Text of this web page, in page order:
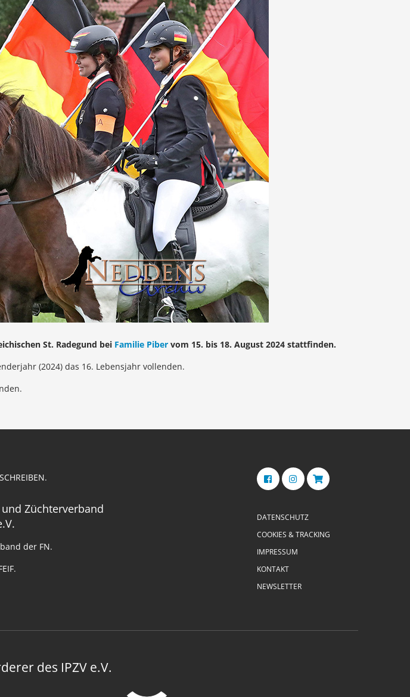
St. Radegund bei Familie Piber vom 15. bis 18. August 2024 stattfinden.
(2024) das 16. Lebensjahr vollenden.
Züchterverband
der FN.
DATENSCHUTZ
COOKIES & TRACKING
IMPRESSUM
KONTAKT
NEWSLETTER
des IPZV e.V.